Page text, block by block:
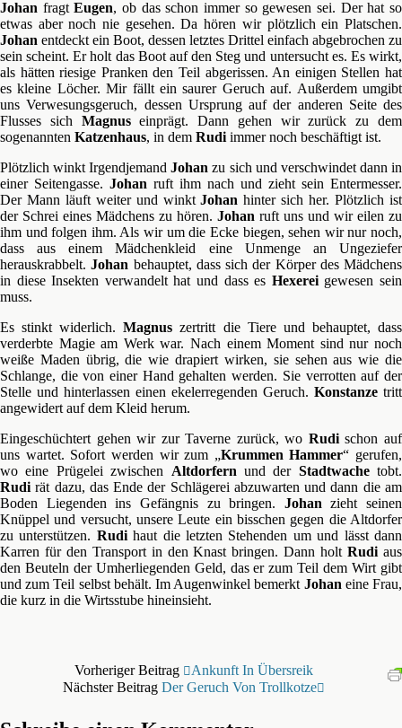
Johan fragtEugen, ob das schon immer so gewesen sei. Der hat so
etwas aber noch nie gesehen. Da hören wir plötzlich ein Platschen.
Johan entdeckt ein Boot, dessen letztes Drittel einfach abgebrochen zu
sein scheint. Er holt das Boot auf den Steg und untersucht es. Es wirkt,
als hätten riesige Pranken den Teil abgerissen. An einigen Stellen hat
es kleine Löcher. Mir fällt ein saurer Geruch auf. Außerdem umgibt
uns Verwesungsgeruch, dessen Ursprung auf der anderen Seite des
Flusses sich Magnuseinprägt. Dann gehen wir zurück zu dem
sogenannten Katzenhaus, in dem Rudi immer noch beschäftigt ist.
Plötzlich winkt IrgendjemandJohan zu sich und verschwindet dann in
einer Seitengasse. Johan ruft ihm nach und zieht sein Entermesser.
Der Mann läuft weiter und winktJohan hinter sich her. Plötzlich ist
der Schrei eines Mädchens zu hören. Johan ruft uns und wir eilen zu
ihm und folgen ihm. Als wir um die Ecke biegen, sehen wir nur noch,
dass aus einem Mädchenkleid eine Unmenge an Ungeziefer
herauskrabbelt.Johan behauptet, dass sich der Körper des Mädchens
in diese Insekten verwandelt hat und dass es Hexereigewesen sein
muss.
Es stinkt widerlich.Magnus zertritt die Tiere und behauptet, dass
verderbte Magie am Werk war. Nach einem Moment sind nur noch
weiße Maden übrig, die wie drapiert wirken, sie sehen aus wie die
Schlange, die von einer Hand gehalten werden. Sie verrotten auf der
Stelle und hinterlassen einen ekelerregenden Geruch. Konstanze tritt
angewidert auf dem Kleid herum.
Eingeschüchtert gehen wir zur Taverne zurück, wo Rudischon auf
uns wartet. Sofort werden wir zum „Krummen Hammer“ gerufen,
wo eine Prügelei zwischen Altdorfern und der Stadtwachetobt.
Rudi rät dazu, das Ende der Schlägerei abzuwarten und dann die am
Boden Liegenden ins Gefängnis zu bringen. Johan zieht seinen
Knüppel und versucht, unsere Leute ein bisschen gegen die Altdorfer
zu unterstützen. Rudihaut die letzten Stehenden um und lässt dann
Karren für den Transport in den Knast bringen. Dann holtRudi aus
den Beuteln der Umherliegenden Geld, das er zum Teil dem Wirt gibt
und zum Teil selbst behält. Im Augenwinkel bemerkt Johan eine Frau,
die kurz in die Wirtsstube hineinsieht.
Vorheriger Beitrag
Ankunft In Übersreik
Nächster Beitrag Der Geruch Von Trollkotze